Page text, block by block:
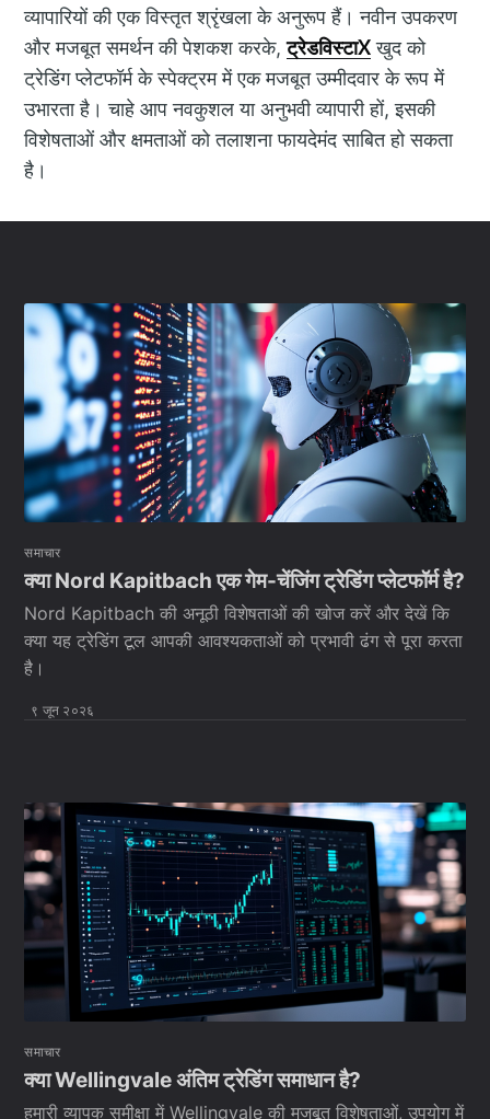
व्यापारियों की एक विस्तृत श्रृंखला के अनुरूप हैं। नवीन उपकरण
और मजबूत समर्थन की पेशकश करके,ट्रेडविस्टाXखुद को
ट्रेडिंग प्लेटफॉर्म के स्पेक्ट्रम में एक मजबूत उम्मीदवार के रूप में
उभारता है। चाहे आप नवकुशल या अनुभवी व्यापारी हों, इसकी
विशेषताओं और क्षमताओं को तलाशना फायदेमंद साबित हो सकता
है।
समाचार
क्या Nord Kapitbach एक गेम-चेंजिंग ट्रेडिंग प्लेटफॉर्म है?
Nord Kapitbach की अनूठी विशेषताओं की खोज करें और देखें कि
क्या यह ट्रेडिंग टूल आपकी आवश्यकताओं को प्रभावी ढंग से पूरा करता
है।
९ जून २०२६
समाचार
क्या Wellingvale अंतिम ट्रेडिंग समाधान है?
हमारी व्यापक समीक्षा में Wellingvale की मजबूत विशेषताओं, उपयोग में